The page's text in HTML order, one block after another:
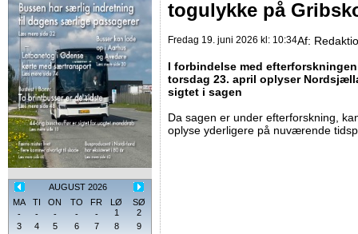
AUGUST 2026
MA
TI ON TO FR LØ
SØ
-
- - - - 1
2
3
4 5 6 7 8
9
togulykke på
Fredag 19. juni 2026 kl: 10:34Af:
I forbindelse med
torsdag 23. april oplyser
sigtet i sagen
Da sagen er under efterforskning,
oplyse yderligere på nuværende